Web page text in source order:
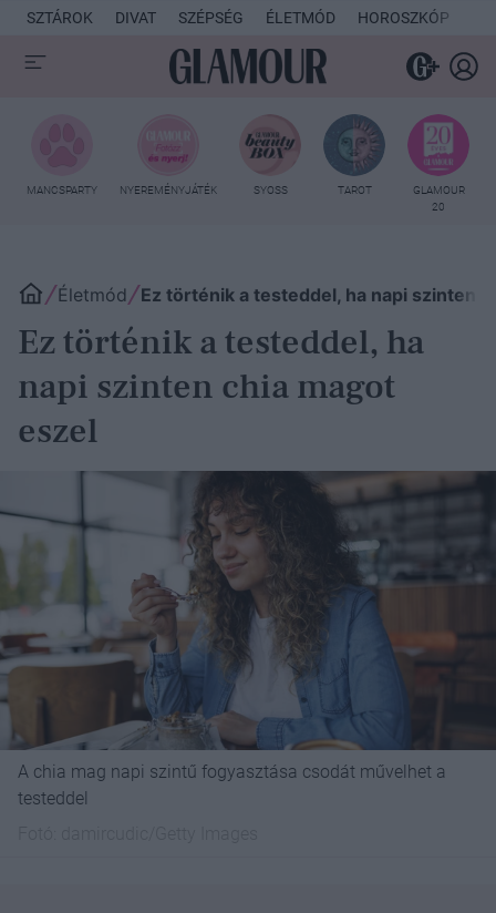
SZTÁROK DIVAT SZÉPSÉG ÉLETMÓD HOROSZKÓP
MANCSPARTY NYEREMÉNYJÁTÉK SYOSS TAROT
GLAMOUR
20
Életmód Ez történik a testeddel, ha napi szinten
Ez történik a testeddel, ha
napi szinten chia magot
eszel
A chia mag napi szintű fogyasztása csodát művelhet a
testeddel